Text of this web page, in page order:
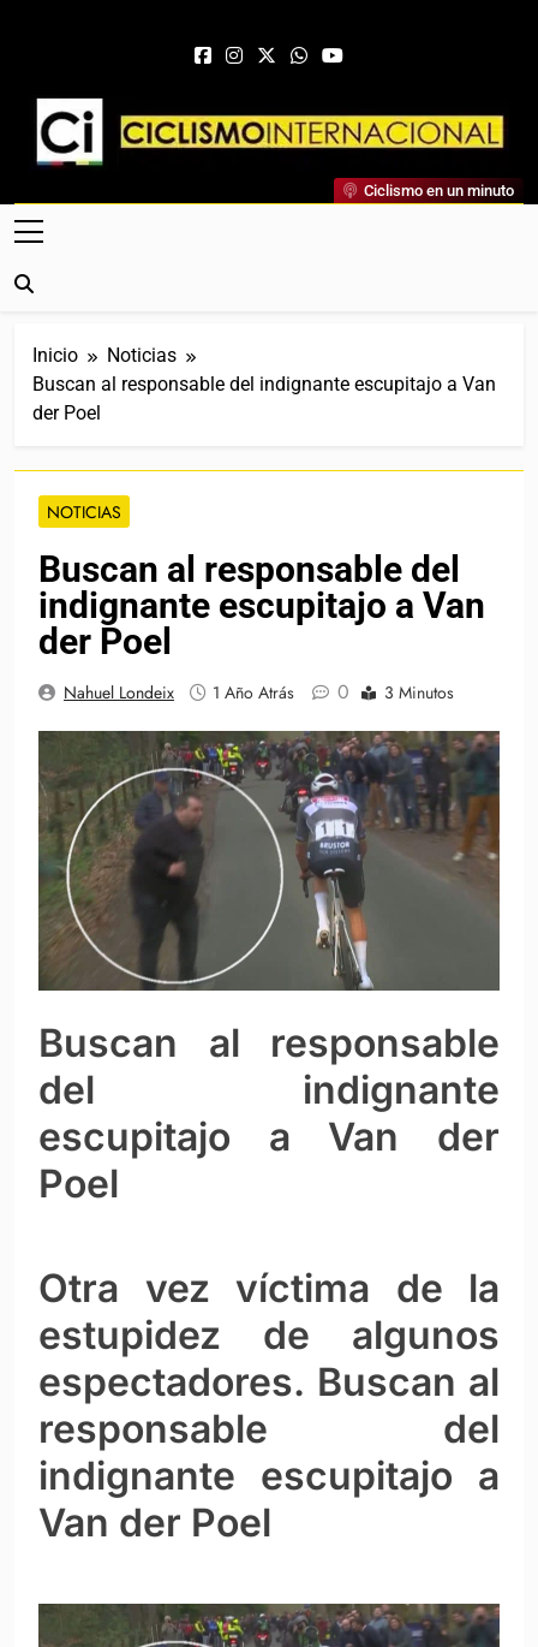
Ciclismo Internacional
Web Dedicada Al Ciclismo Mundial. Entrevistas, Análisis,
Crónicas, Previas Y Más. La Web Ciclista De Referencia.
Ciclismo en un minuto
Inicio
Noticias
Buscan al responsable del indignante escupitajo a Van
der Poel
NOTICIAS
Buscan al responsable del
indignante escupitajo a Van
der Poel
Nahuel Londeix 1 Año Atrás 0 3 Minutos
Buscan al responsable
del indignante
escupitajo a Van der
Poel
Otra vez víctima de la
estupidez de algunos
espectadores. Buscan al
responsable del
indignante escupitajo a
Van der Poel